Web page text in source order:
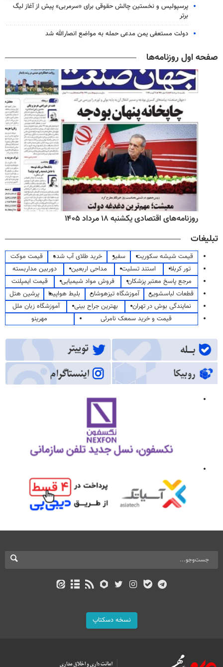
پرسپولیس و نخستین چالش حقوقی برای «سرمربی» پیش از آغاز لیگ
برتر
دولت مستعفی یمن مدعی حمله به مواضع انصارالله شد
صفحه اول روزنامه‌ها
روزنامه‌های اقتصادی یکشنبه ۱۸ مرداد ۱۴۰۵
تبلیغات
قیمت شیشه سکوریت سفیر خرید طلای آب شده
قیمت موکت
تور کربلا
استند تسلیت مداحی اربعین
دوربین مداربسته
مرجع پاسخ معتبر پزشکان
فروش مواد شیمیایی
قیمت ایمپلنت
قطعات لباسشویی
آموزشگاه تیزهوشان بلیط هواپیما
پرشین هتل
نمایندگی بوش در تهران
بهترین جراح بینی
آموزشگاه زبان ملل
قیمت و خرید سمعک نامرئی
مهرینو
نسخه دسکتاپ